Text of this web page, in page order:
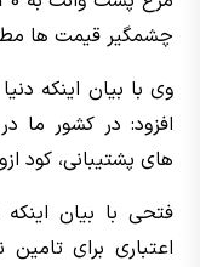
چشمگیر قیمت ها
وی با بیان اینکه
افزود: در کشور ما
های پشتیبانی، کود
اعتباری برای